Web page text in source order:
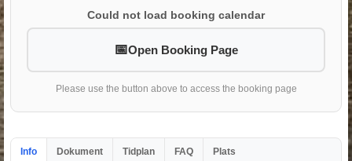
Could not load booking calendar
Open Booking Page
Please use the button above to access the booking page
Info Dokument Tidplan FAQ Plats